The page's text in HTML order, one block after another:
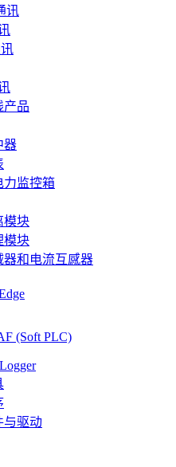
讯
产品
器
力监控箱
模块
模块
器和电流互感器
(Soft PLC)
与驱动